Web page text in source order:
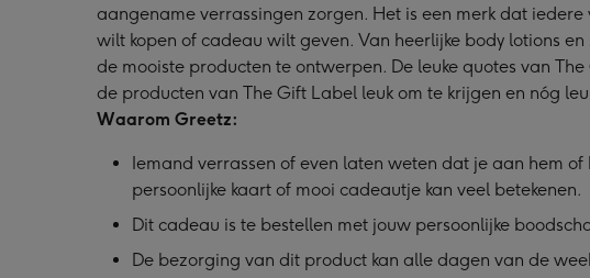
aangename verrassingen zorgen. Het is een merk dat
wilt kopen of cadeau wilt geven. Van heerlijke body lotions
de mooiste producten te ontwerpen. De leuke quotes van
de producten van The Gift Label leuk om te krijgen en nóg
Waarom Greetz:
Iemand verrassen of even laten weten dat je aan hem
persoonlijke kaart of mooi cadeautje kan veel betekenen.
Dit cadeau is te bestellen met jouw persoonlijke
De bezorging van dit product kan alle dagen van de